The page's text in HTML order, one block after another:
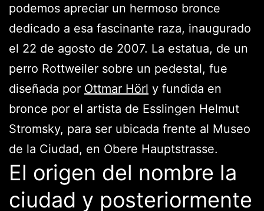
podemos apreciar un hermoso bronce
dedicado a esa fascinante raza, inaugurado
el 22 de agosto de 2007. La estatua, de un
perro Rottweiler sobre un pedestal, fue
diseñada por Ottmar Hörl y fundida en
bronce por el artista de Esslingen Helmut
Stromsky, para ser ubicada frente al Museo
de la Ciudad, en Obere Hauptstrasse.
El origen del nombre la
ciudad y posteriormente